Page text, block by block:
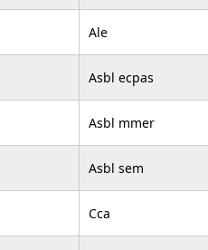
Ale
Asbl ecpas
Asbl mmer
Asbl sem
Cca